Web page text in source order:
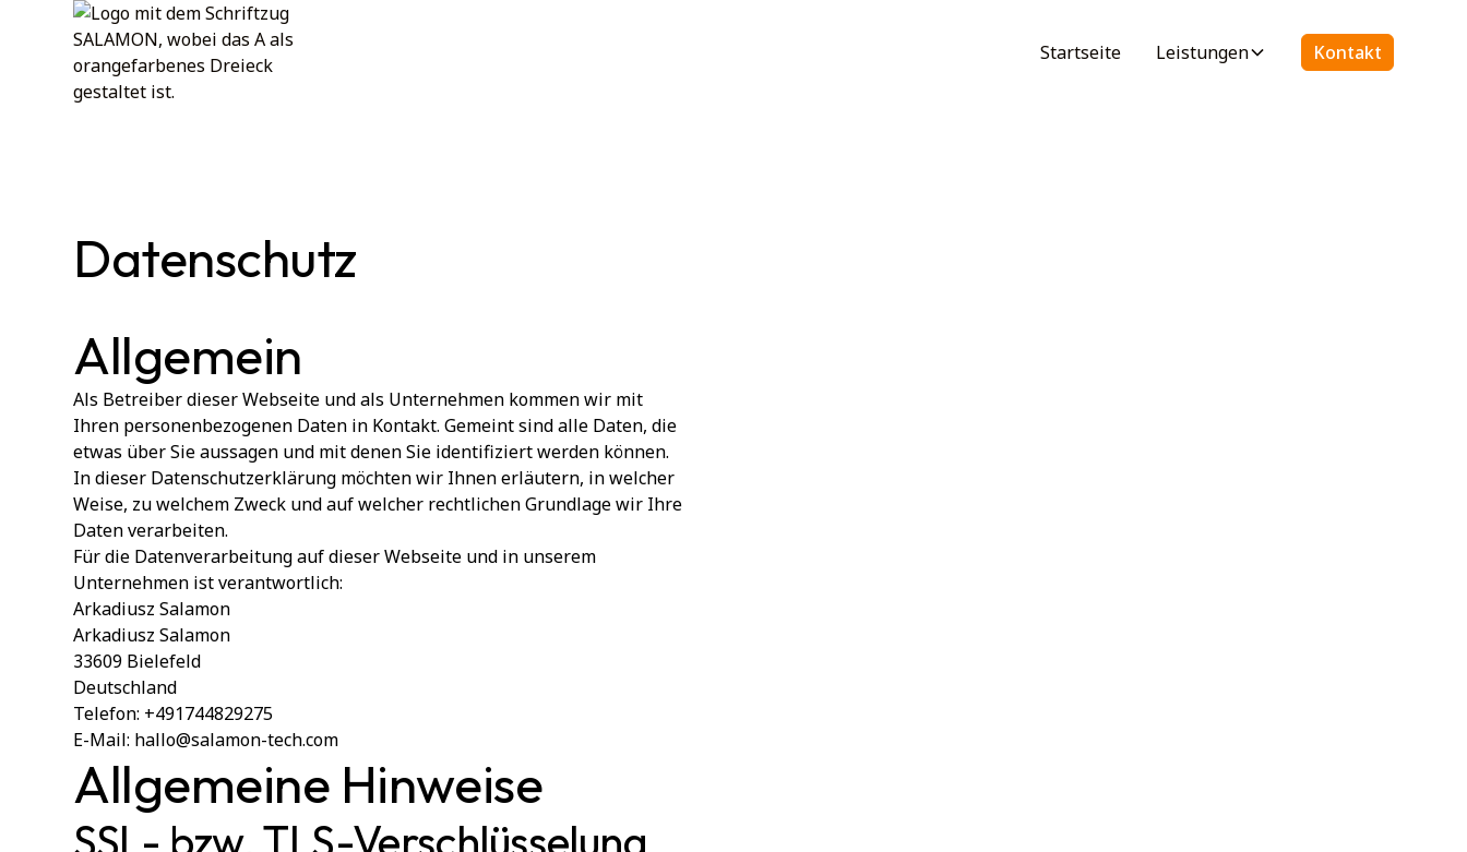
Startseite Leistungen Kontakt
Datenschutz
Allgemein
Als Betreiber dieser Webseite und als Unternehmen kommen wir mit
Ihren personenbezogenen Daten in Kontakt. Gemeint sind alle Daten, die
etwas über Sie aussagen und mit denen Sie identifiziert werden können.
In dieser Datenschutzerklärung möchten wir Ihnen erläutern, in welcher
Weise, zu welchem Zweck und auf welcher rechtlichen Grundlage wir Ihre
Daten verarbeiten.
Für die Datenverarbeitung auf dieser Webseite und in unserem
Unternehmen ist verantwortlich:
Arkadiusz Salamon
Arkadiusz Salamon
33609 Bielefeld
Deutschland
Telefon: +491744829275
E-Mail: hallo@salamon-tech.com
Allgemeine Hinweise
SSL- bzw. TLS-Verschlüsselung